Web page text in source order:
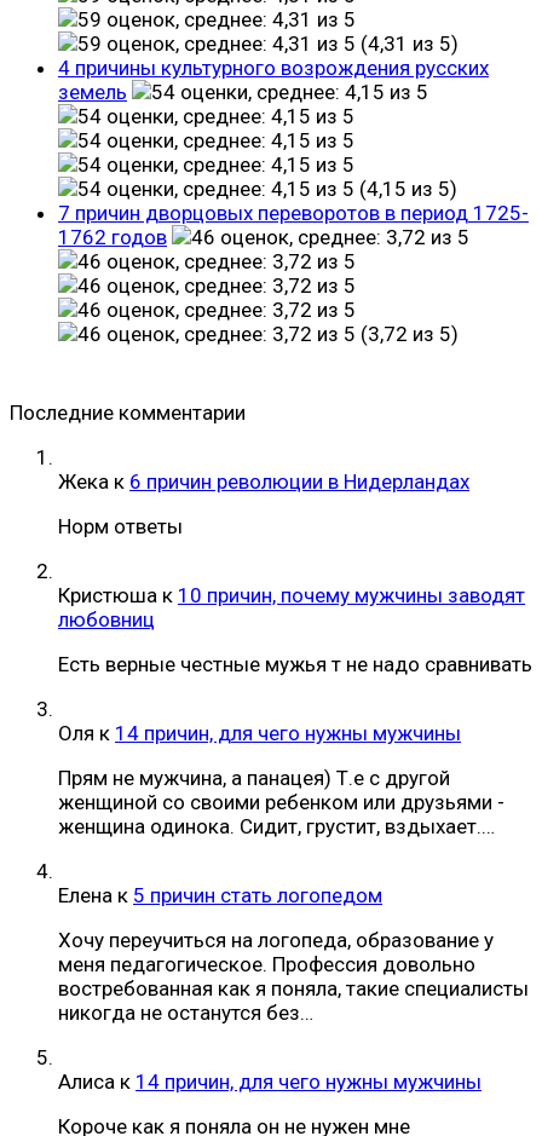
(4,31 из 5)
4 причины культурного возрождения русских
земель
(4,15 из 5)
7 причин дворцовых переворотов в период 1725-
1762 годов
(3,72 из 5)
Последние комментарии
Жека к 6 причин революции в Нидерландах
Норм ответы
Кристюша к 10 причин, почему мужчины заводят
любовниц
Есть верные честные мужья т не надо сравнивать
Оля к 14 причин, для чего нужны мужчины
Прям не мужчина, а панацея) Т.е с другой
женщиной со своими ребенком или друзьями -
женщина одинока. Сидит, грустит, вздыхает.…
Елена к 5 причин стать логопедом
Хочу переучиться на логопеда, образование у
меня педагогическое. Профессия довольно
востребованная как я поняла, такие специалисты
никогда не останутся без…
Алиса к 14 причин, для чего нужны мужчины
Короче как я поняла он не нужен мне